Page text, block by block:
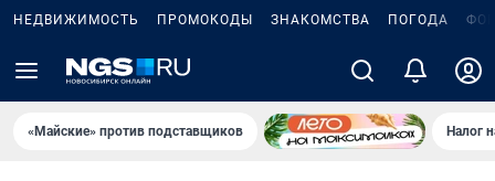
НЕДВИЖИМОСТЬ ПРОМОКОДЫ ЗНАКОМСТВА ПОГОДА
«Майские» против подставщиков Налог